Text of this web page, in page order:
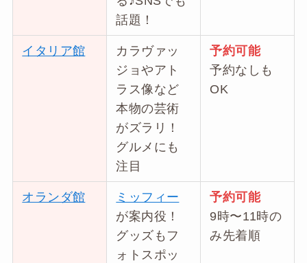
話題！
イタリア館
カラヴァッ
ジョやアト
ラス像など
本物の芸術
がズラリ！
グルメにも
注目
予約可能
予約なしも
OK
オランダ館
ミッフィー
が案内役！
グッズもフ
ォトスポッ
予約可能
9時〜11時の
み先着順